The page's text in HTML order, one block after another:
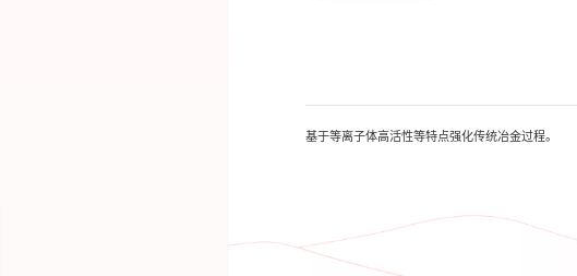
基于等离子体高活性等特点强化传统冶金过程。